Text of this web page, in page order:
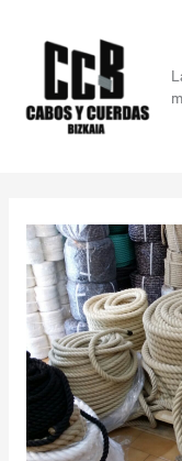
SOGA
CUERDA
CÁÑAMO
24MM
(POR
METROS)
cantidad